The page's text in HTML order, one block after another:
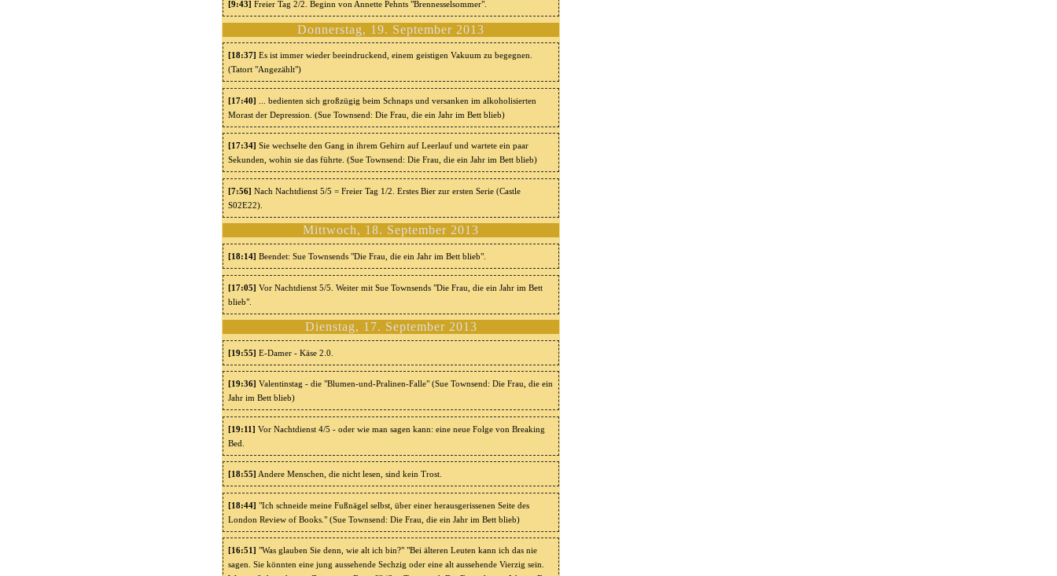
[9:43] Freier Tag 2/2. Beginn von Annette Pehnts "Brennesselsommer".
Donnerstag, 19. September 2013
[18:37] Es ist immer wieder beeindruckend, einem geistigen Vakuum zu begegnen.
(Tatort "Angezählt")
[17:40] ... bedienten sich großzügig beim Schnaps und versanken im alkoholisierten
Morast der Depression. (Sue Townsend: Die Frau, die ein Jahr im Bett blieb)
[17:34] Sie wechselte den Gang in ihrem Gehirn auf Leerlauf und wartete ein paar
Sekunden, wohin sie das führte. (Sue Townsend: Die Frau, die ein Jahr im Bett blieb)
[7:56] Nach Nachtdienst 5/5 = Freier Tag 1/2. Erstes Bier zur ersten Serie (Castle
S02E22).
Mittwoch, 18. September 2013
[18:14] Beendet: Sue Townsends "Die Frau, die ein Jahr im Bett blieb".
[17:05] Vor Nachtdienst 5/5. Weiter mit Sue Townsends "Die Frau, die ein Jahr im Bett
blieb".
Dienstag, 17. September 2013
[19:55] E-Damer - Käse 2.0.
[19:36] Valentinstag - die "Blumen-und-Pralinen-Falle" (Sue Townsend: Die Frau, die ein
Jahr im Bett blieb)
[19:11] Vor Nachtdienst 4/5 - oder wie man sagen kann: eine neue Folge von Breaking
Bed.
[18:55] Andere Menschen, die nicht lesen, sind kein Trost.
[18:44] "Ich schneide meine Fußnägel selbst, über einer herausgerissenen Seite des
London Review of Books." (Sue Townsend: Die Frau, die ein Jahr im Bett blieb)
[16:51] "Was glauben Sie denn, wie alt ich bin?" "Bei älteren Leuten kann ich das nie
sagen. Sie könnten eine jung aussehende Sechzig oder eine alt aussehende Vierzig sein.